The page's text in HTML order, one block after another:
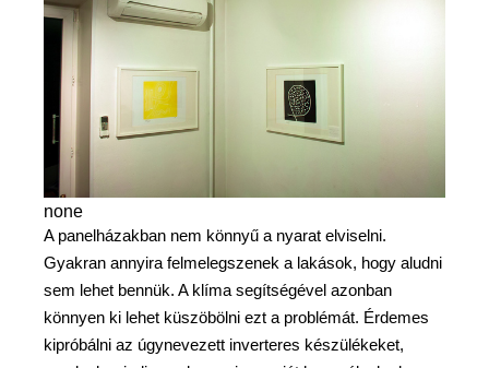
none
A panelházakban nem könnyű a nyarat elviselni.
Gyakran annyira felmelegszenek a lakások, hogy aludni
sem lehet bennük. A klíma segítségével azonban
könnyen ki lehet küszöbölni ezt a problémát. Érdemes
kipróbálni az úgynevezett inverteres készülékeket,